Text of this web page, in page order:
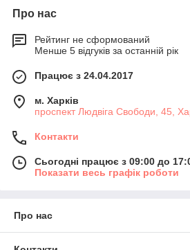
Про нас
Рейтинг не сформований
Менше 5 відгуків за останній рік
Працює з 24.04.2017
м. Харків
проспект Людвіга Свободи, 45,
Контакти
Сьогодні працює з 09:00 до
Показати весь графік роботи
Про нас